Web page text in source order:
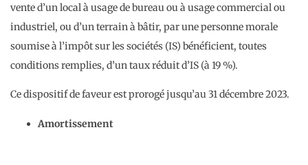
vente d’un local à usage de bureau ou à usage commercial ou
industriel, ou d’un terrain à bâtir, par une personne morale
soumise à l’impôt sur les sociétés (IS) bénéficient, toutes
conditions remplies, d’un taux réduit d’IS (à 19 %).
Ce dispositif de faveur est prorogé jusqu’au 31 décembre 2023.
Amortissement